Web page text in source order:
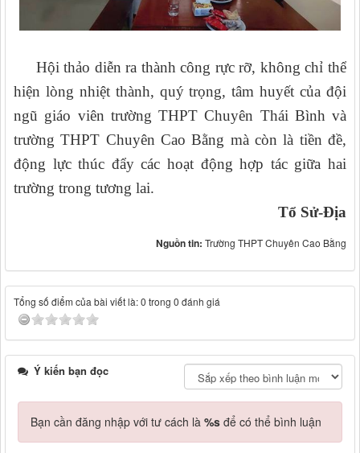
Hội thảo diễn ra thành công rực rỡ, không chỉ thể
hiện lòng nhiệt thành, quý trọng, tâm huyết của đội
ngũ giáo viên trường THPT Chuyên Thái Bình và
trường THPT Chuyên Cao Bằng mà còn là tiền đề,
động lực thúc đẩy các hoạt động hợp tác giữa hai
trường trong tương lai.
Tổ Sử-Địa
Nguồn tin: Trường THPT Chuyên Cao Bằng
Tổng số điểm của bài viết là: 0 trong 0 đánh giá
Ý kiến bạn đọc
Bạn cần đăng nhập với tư cách là %s để có thể bình luận